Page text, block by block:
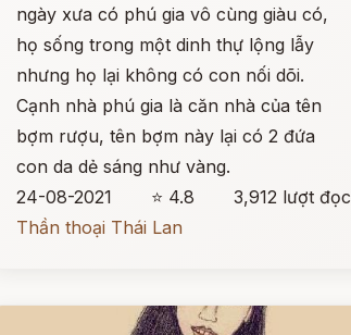
ngày xưa có phú gia vô cùng giàu có,
họ sống trong một dinh thự lộng lẫy
nhưng họ lại không có con nối dõi.
Cạnh nhà phú gia là căn nhà của tên
bợm rượu, tên bợm này lại có 2 đứa
con da dẻ sáng như vàng.
24-08-2021
⭐ 4.8
3,912 lượt đọc
Thần thoại Thái Lan